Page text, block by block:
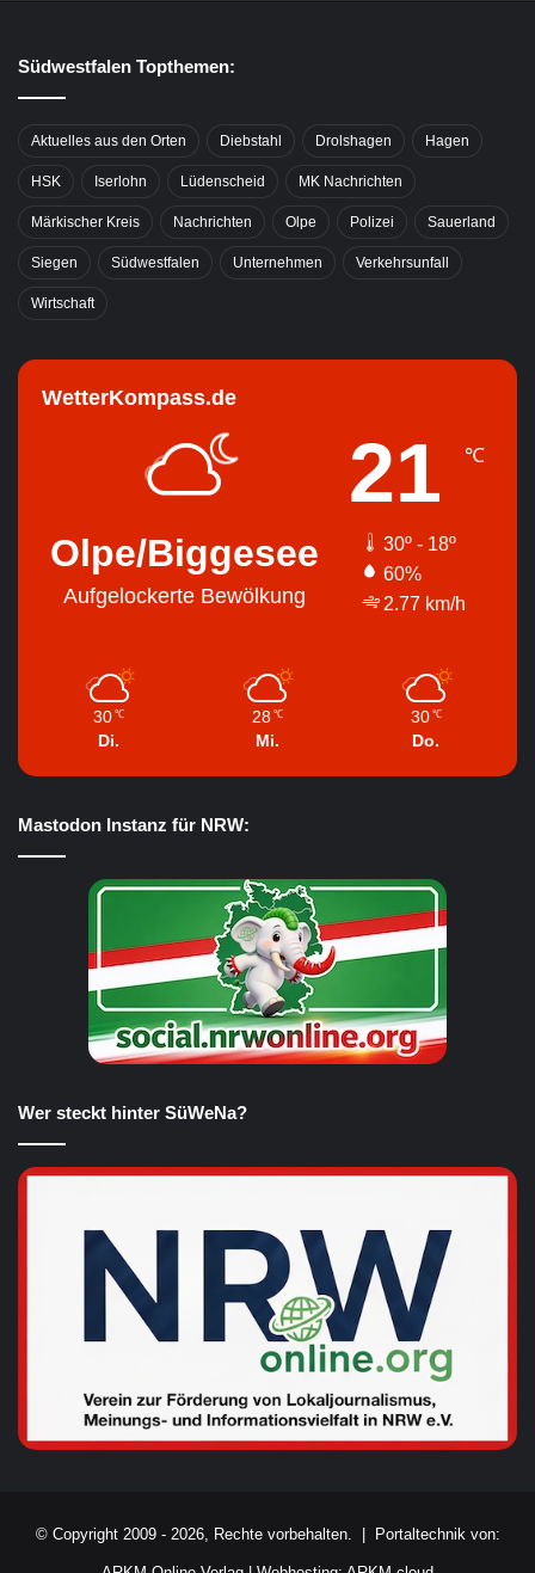
Südwestfalen Topthemen:
Aktuelles aus den Orten Diebstahl Drolshagen Hagen
HSK Iserlohn Lüdenscheid MK Nachrichten
Märkischer Kreis Nachrichten Olpe Polizei Sauerland
Siegen Südwestfalen Unternehmen Verkehrsunfall
Wirtschaft
WetterKompass.de
Olpe/Biggesee
Aufgelockerte Bewölkung
21 ℃
30º - 18º
60%
2.77 km/h
30 ℃
Di.
28 ℃
Mi.
30 ℃
Do.
Mastodon Instanz für NRW:
Wer steckt hinter SüWeNa?
© Copyright 2009 - 2026, Rechte vorbehalten. | Portaltechnik von: